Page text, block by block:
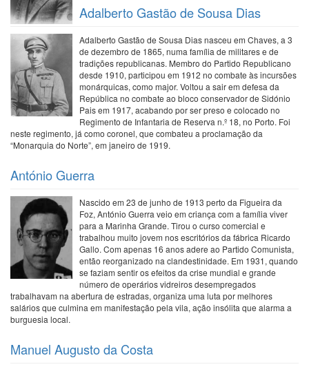
Adalberto Gastão de Sousa Dias
Adalberto Gastão de Sousa Dias nasceu em Chaves, a 3
de dezembro de 1865, numa família de militares e de
tradições republicanas. Membro do Partido Republicano
desde 1910, participou em 1912 no combate às incursões
monárquicas, como major. Voltou a sair em defesa da
República no combate ao bloco conservador de Sidónio
Pais em 1917, acabando por ser preso e colocado no
Regimento de Infantaria de Reserva n.º 18, no Porto. Foi
neste regimento, já como coronel, que combateu a proclamação da
“Monarquia do Norte”, em janeiro de 1919.
António Guerra
Nascido em 23 de junho de 1913 perto da Figueira da
Foz, António Guerra veio em criança com a família viver
para a Marinha Grande. Tirou o curso comercial e
trabalhou muito jovem nos escritórios da fábrica Ricardo
Gallo. Com apenas 16 anos adere ao Partido Comunista,
então reorganizado na clandestinidade. Em 1931, quando
se faziam sentir os efeitos da crise mundial e grande
número de operários vidreiros desempregados
trabalhavam na abertura de estradas, organiza uma luta por melhores
salários que culmina em manifestação pela vila, ação insólita que alarma a
burguesia local.
Manuel Augusto da Costa